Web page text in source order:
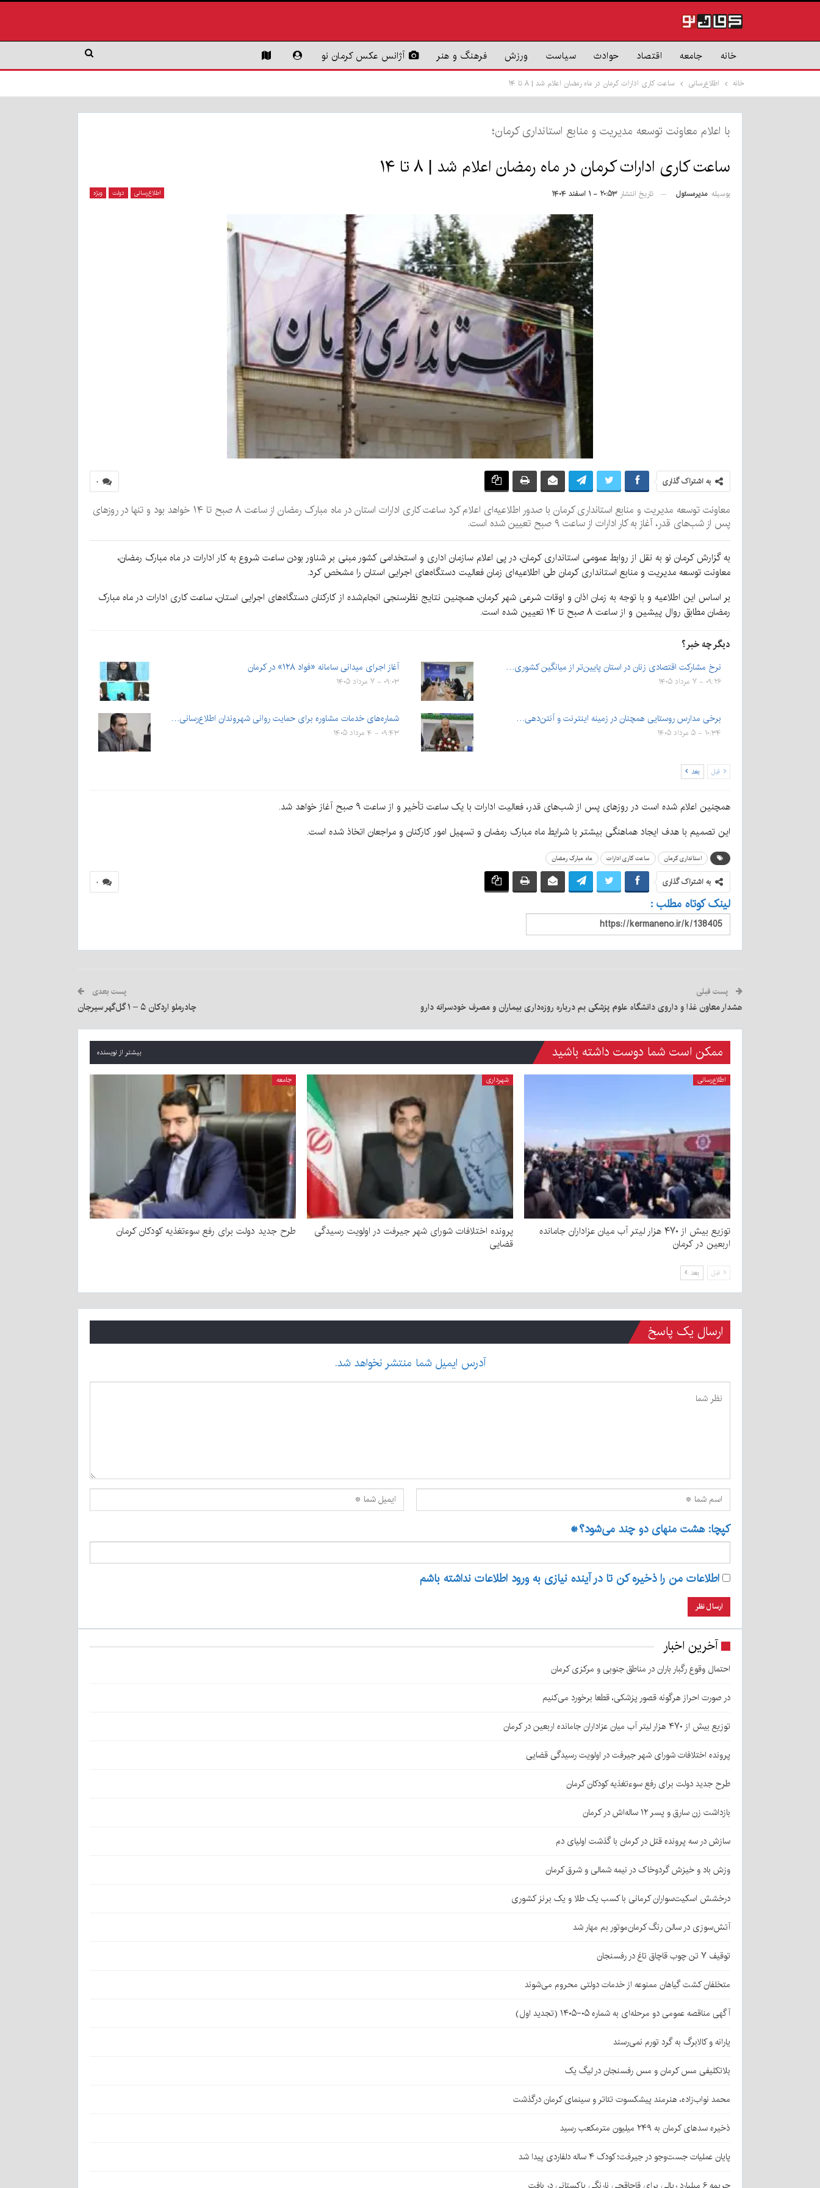
خانه جامعه اقتصاد حوادث سیاست ورزش فرهنگ و هنر آژانس عکس کرمان نو
خانه اطلاع‌رسانی ساعت کاری ادارات کرمان در ماه رمضان اعلام شد | ۸ تا ۱۴
با اعلام معاونت توسعه مدیریت و منابع استانداری کرمان؛
ساعت کاری ادارات کرمان در ماه رمضان اعلام شد | ۸ تا ۱۴
اطلاع‌رسانی دولت ویژه بوسیله مدیرمسئول تاریخ انتشار ۲۰:۵۳ - ۱ اسفند ۱۴۰۴
۰ به اشتراک گذاری
معاونت توسعه مدیریت و منابع استانداری کرمان با صدور اطلاعیه‌ای اعلام کرد ساعت کاری ادارات استان در ماه مبارک رمضان از ساعت ۸ صبح تا ۱۴ خواهد بود و تنها در روزهای
پس از شب‌های قدر، آغاز به کار ادارات از ساعت ۹ صبح تعیین شده است.
به گزارش کرمان نو به نقل از روابط عمومی استانداری کرمان، در پی اعلام سازمان اداری و استخدامی کشور مبنی بر شناور بودن ساعت شروع به کار ادارات در ماه مبارک رمضان،
معاونت توسعه مدیریت و منابع استانداری کرمان طی اطلاعیه‌ای زمان فعالیت دستگاه‌های اجرایی استان را مشخص کرد.
بر اساس این اطلاعیه و با توجه به زمان اذان و اوقات شرعی شهر کرمان، همچنین نتایج نظرسنجی انجام‌شده از کارکنان دستگاه‌های اجرایی استان، ساعت کاری ادارات در ماه مبارک
رمضان مطابق روال پیشین و از ساعت ۸ صبح تا ۱۴ تعیین شده است.
دیگر چه خبر؟
نرخ مشارکت اقتصادی زنان در استان پایین‌تر‌ از میانگین کشوری…
۰۹:۲۶ - ۷ مرداد ۱۴۰۵
آغاز اجرای میدانی سامانه «فواد ۱۲۸» در کرمان
۰۹:۰۳ - ۷ مرداد ۱۴۰۵
برخی مدارس روستایی همچنان در زمینه‌‌ اینترنت و آنتن‌دهی‌…
۱۰:۳۴ - ۵ مرداد ۱۴۰۵
شماره‌های خدمات مشاوره برای حمایت روانی شهروندان اطلاع‌رسانی…
۰۹:۴۳ - ۴ مرداد ۱۴۰۵
قبل بعد
همچنین اعلام شده است در روزهای پس از شب‌های قدر، فعالیت ادارات با یک ساعت تأخیر و از ساعت ۹ صبح آغاز خواهد شد.
این تصمیم با هدف ایجاد هماهنگی بیشتر با شرایط ماه مبارک رمضان و تسهیل امور کارکنان و مراجعان اتخاذ شده است.
استانداری کرمان ساعت کاری ادارات ماه مبارک رمضان
۰ به اشتراک گذاری
لینک کوتاه مطلب :
پست قبلی
هشدار معاون غذا و داروی دانشگاه علوم پزشکی بم درباره روزه‌داری بیماران و مصرف خودسرانه دارو
پست بعدی
چادرملو اردکان ۵ – ۱ گل‌گهر سیرجان
ممکن است شما دوست داشته باشید بیشتر از نویسنده
اطلاع‌رسانی
توزیع بیش از ۴۷۰ هزار لیتر آب میان عزاداران جامانده
اربعین در کرمان
شهرداری
پرونده اختلافات شورای شهر جیرفت در اولویت رسیدگی
قضایی
جامعه
طرح جدید دولت برای رفع سوءتغذیه کودکان کرمان
قبل بعد
ارسال یک پاسخ
آدرس ایمیل شما منتشر نخواهد شد.
کپچا: هشت منهای دو چند می‌شود؟*
اطلاعات من را ذخیره کن تا در آینده نیازی به ورود اطلاعات نداشته باشم
آخرین اخبار
احتمال وقوع رگبار باران در مناطق جنوبی و مرکزی کرمان
در صورت احراز هرگونه قصور پزشکی، قطعا برخورد می‌کنیم
توزیع بیش از ۴۷۰ هزار لیتر آب میان عزاداران جامانده اربعین در کرمان
پرونده اختلافات شورای شهر جیرفت در اولویت رسیدگی قضایی
طرح جدید دولت برای رفع سوءتغذیه کودکان کرمان
بازداشت زن سارق و پسر ۱۲ ساله‌اش در کرمان
سازش در سه پرونده قتل در کرمان با گذشت اولیای دم
وزش باد و خیزش گردوخاک در نیمه شمالی و شرق کرمان
درخشش اسکیت‌سواران کرمانی با کسب یک طلا و یک برنز کشوری
آتش‌سوزی در سالن رنگ کرمان‌موتور بم مهار شد
توقیف ۷ تن چوب قاچاق تاغ در رفسنجان
متخلفان کشت گیاهان ممنوعه از خدمات دولتی محروم می‌شوند
آگهی مناقصه عمومی دو مرحله‌ای به شماره ۰۵-۱۴۰۵ (تجدید اول)
یارانه و کالابرگ به گرد تورم نمی‌رسند
بلاتکلیفی مس کرمان و مس رفسنجان در لیگ یک
محمد نواب‌زاده، هنرمند پیشکسوت تئاتر و سینمای کرمان درگذشت
ذخیره سدهای کرمان به ۲۴۹ میلیون مترمکعب رسید
پایان عملیات جست‌وجو در جیرفت؛ کودک ۴ ساله دلفاردی پیدا شد